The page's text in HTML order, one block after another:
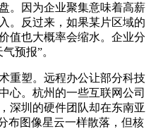
。因为企业聚集意味着高薪
。反过来，如果某片区域的
值也大概率会缩水。企业分
预报”。
重塑。远程办公让部分科技
心。杭州的一些互联网公司
深圳的硬件团队却在东南亚
布图像星云一样散落，但核